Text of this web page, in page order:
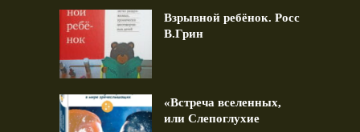
Взрывной ребёнок. Росс
В.Грин
«Встреча вселенных,
или Слепоглухие